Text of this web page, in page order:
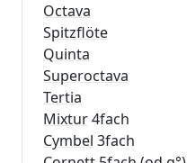
Octava
Spitzflöte
Quinta
Superoctava
Tertia
Mixtur4fach
Cymbel 3fach